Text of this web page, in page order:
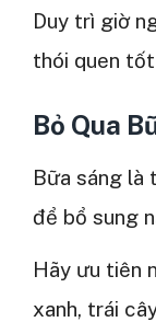
Duy trì giờ
thói quen
Bỏ Qua
Bữa sáng là
để bổ sung
Hãy ưu tiên
xanh, trái